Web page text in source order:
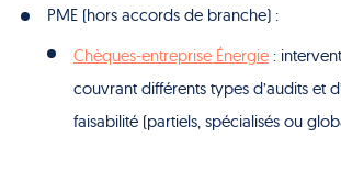
PME (hors accords de branche) :
Chèques-entreprise Énergie:
couvrant différents types d’audits et
faisabilité (partiels, spécialisés ou